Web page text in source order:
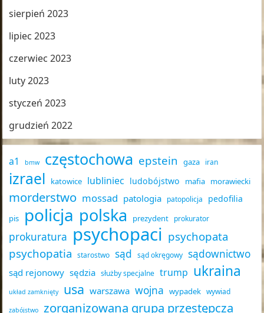
sierpień 2023
lipiec 2023
czerwiec 2023
luty 2023
styczeń 2023
grudzień 2022
a1 bmw częstochowa epstein gaza iran
izrael katowice lubliniec ludobójstwo mafia morawiecki
morderstwo mossad patologia patopolicja pedofilia
pis policja polska prezydent prokurator
prokuratura psychopaci psychopata
psychopatia
starostwo sąd sąd okręgowy sądownictwo
sąd rejonowy sędzia służby specjalne trump ukraina
układ zamknięty usa warszawa wojna wypadek wywiad
zabójstwo zorganizowana grupa przestępcza